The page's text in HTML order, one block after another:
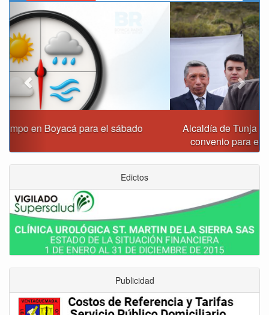
Alcaldía de Tunja y Gobernación de Boyacá firmaron
convenio para el mantenimiento de vía Moniquirá
Previous Next
Edictos
Publicidad